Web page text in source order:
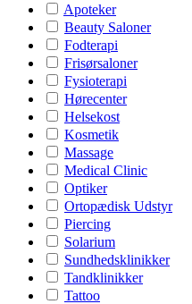
Apoteker
Beauty Saloner
Fodterapi
Frisørsaloner
Fysioterapi
Hørecenter
Helsekost
Kosmetik
Massage
Medical Clinic
Optiker
Ortopædisk Udstyr
Piercing
Solarium
Sundhedsklinikker
Tandklinikker
Tattoo